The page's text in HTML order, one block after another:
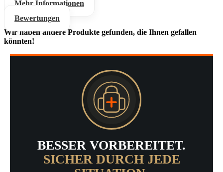
Mehr Informationen
Bewertungen
Wir haben andere Produkte gefunden, die Ihnen gefallen
könnten!
BESSER VORBEREITET.
SICHER DURCH JEDE